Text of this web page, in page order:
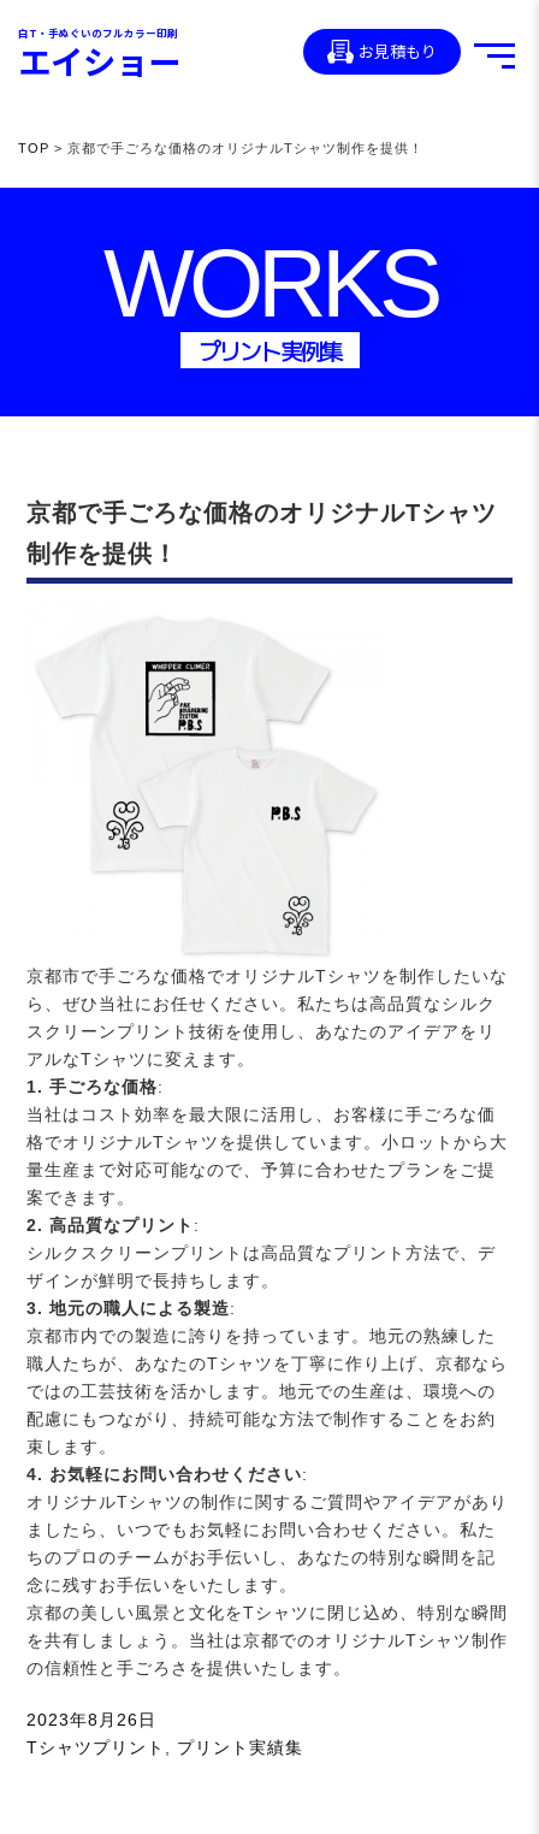
白T・手ぬぐいのフルカラー印刷
エイショー お見積もり
TOP > 京都で手ごろな価格のオリジナルTシャツ制作を提供！
WORKS
プリント実例集
京都で手ごろな価格のオリジナルTシャツ
制作を提供！
京都市で手ごろな価格でオリジナルTシャツを制作したいな
ら、ぜひ当社にお任せください。私たちは高品質なシルク
スクリーンプリント技術を使用し、あなたのアイデアをリ
アルなTシャツに変えます。
1. 手ごろな価格:
当社はコスト効率を最大限に活用し、お客様に手ごろな価
格でオリジナルTシャツを提供しています。小ロットから大
量生産まで対応可能なので、予算に合わせたプランをご提
案できます。
2. 高品質なプリント :
シルクスクリーンプリントは高品質なプリント方法で、デ
ザインが鮮明で長持ちします。
3. 地元の職人による製造:
京都市内での製造に誇りを持っています。地元の熟練した
職人たちが、あなたのTシャツを丁寧に作り上げ、京都なら
ではの工芸技術を活かします。地元での生産は、環境への
配慮にもつながり、持続可能な方法で制作することをお約
束します。
4. お気軽にお問い合わせください:
オリジナルTシャツの制作に関するご質問やアイデアがあり
ましたら、いつでもお気軽にお問い合わせください。私た
ちのプロのチームがお手伝いし、あなたの特別な瞬間を記
念に残すお手伝いをいたします。
京都の美しい風景と文化をTシャツに閉じ込め、特別な瞬間
を共有しましょう。当社は京都でのオリジナルTシャツ制作
の信頼性と手ごろさを提供いたします。
投
稿
2023年8月26日
カ
Tシャツプリント プリント実績集